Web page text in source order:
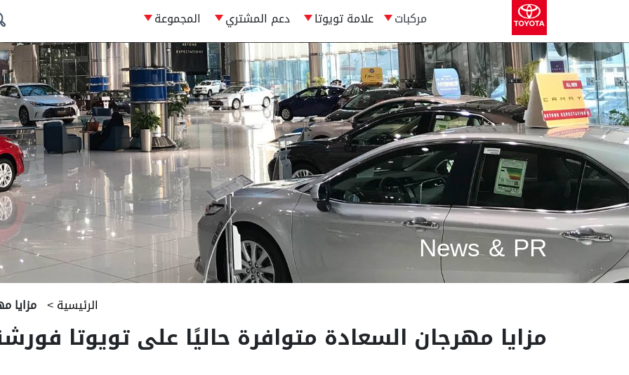
مركبات علامة تويوتا دعم المشتري المجموعة
News & PR
الرئيسية> مزايا
مزايا مهرجان السعادة متوافرة حاليًا على تويوتا